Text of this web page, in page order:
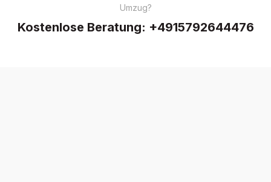
Umzug?
Kostenlose Beratung: +4915792644476